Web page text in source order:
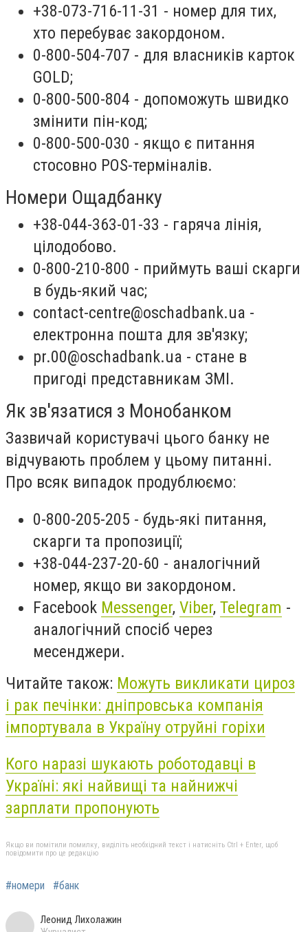
+38-073-716-11-31 - номер для тих,
хто перебуває закордоном.
0-800-504-707 - для власників карток
GOLD;
0-800-500-804 - допоможуть швидко
змінити пін-код;
0-800-500-030 - якщо є питання
стосовно POS-терміналів.
Номери Ощадбанку
+38-044-363-01-33 - гаряча лінія,
цілодобово.
0-800-210-800 - приймуть ваші скарги
в будь-який час;
contact-centre@oschadbank.ua -
електронна пошта для зв'язку;
pr.00@oschadbank.ua - стане в
пригоді представникам ЗМІ.
Як зв'язатися з Монобанком
Зазвичай користувачі цього банку не
відчувають проблем у цьому питанні.
Про всяк випадок продублюємо:
0-800-205-205 - будь-які питання,
скарги та пропозиції;
+38-044-237-20-60 - аналогічний
номер, якщо ви закордоном.
Facebook Messenger, Viber, Telegram -
аналогічний спосіб через
месенджери.
Читайте також: Можуть викликати цироз
і рак печінки: дніпровська компанія
імпортувала в Україну отруйні горіхи
Кого наразі шукають роботодавці в
Україні: які найвищі та найнижчі
зарплати пропонують
Якщо ви помітили помилку, виділіть необхідний текст і натисніть Ctrl + Enter, щоб
повідомити про це редакцію
#номери #банк
Леонид Лихолажин